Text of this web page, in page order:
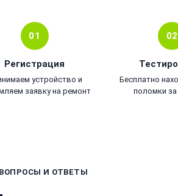
01
Регистрация
устройство и
заявку на ремонт
02
Бесплатно
поломки за
ВОПРОСЫ И ОТВЕТЫ